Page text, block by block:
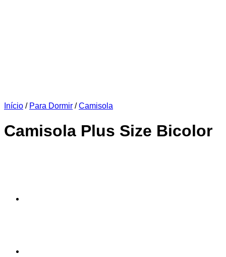
Início / Para Dormir / Camisola
Camisola Plus Size Bicolor